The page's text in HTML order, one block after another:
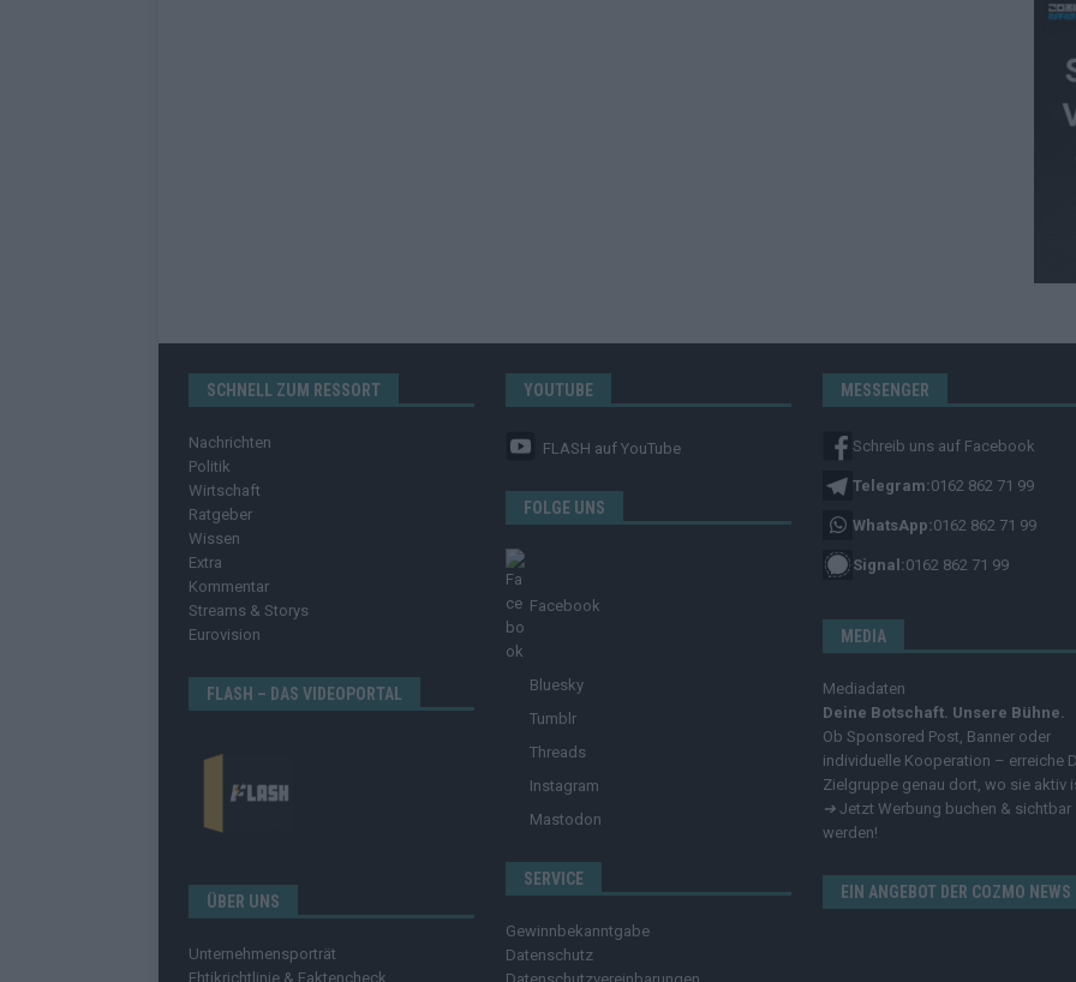
SCHNELL ZUM RESSORT
Nachrichten
Politik
Wirtschaft
Ratgeber
Wissen
Extra
Kommentar
Streams & Storys
Eurovision
FLASH – DAS VIDEOPORTAL
ÜBER UNS
Unternehmensporträt
Ehtikrichtlinie & Faktencheck
YOUTUBE
FLASH auf YouTube
FOLGE UNS
Facebook
Bluesky
Tumblr
Threads
Instagram
Mastodon
SERVICE
Gewinnbekanntgabe
Datenschutz
MESSENGER
Schreib uns auf Facebook
Telegram:0162 862 71 99
WhatsApp:0162 862 71 99
Signal:0162 862 71 99
MEDIA
Mediadaten
Deine Botschaft. Unsere Bühne.
Ob Sponsored Post, Banner oder
individuelle Kooperation – erreiche
Zielgruppe genau dort, wo sie aktiv
➔ Jetzt Werbung buchen & sichtbar
werden!
EIN ANGEBOT DER COZMO NEWS